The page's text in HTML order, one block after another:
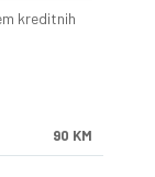
kreditnih
90 KM